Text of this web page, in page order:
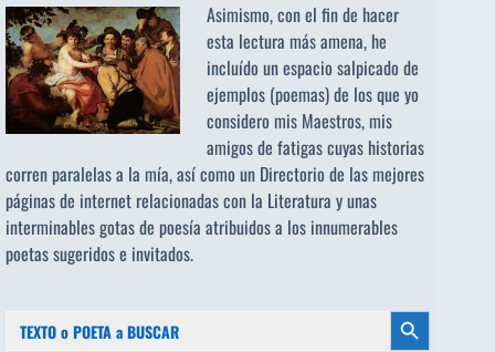
Asimismo, con el fin de hacer
esta lectura más amena, he
incluído un espacio salpicado de
ejemplos (poemas) de los que yo
considero mis Maestros, mis
amigos de fatigas cuyas historias
corren paralelas a la mía, así como un Directorio de las mejores
páginas de internet relacionadas con la Literatura y unas
interminables gotas de poesía atribuidos a los innumerables
poetas sugeridose invitados.
Botón de búsqueda